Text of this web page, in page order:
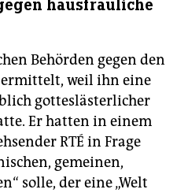
hausfrauliche
Behörden gegen den
ermittelt, weil ihn eine
gotteslästerlicher
Er hatten in einem
RTÉ in Frage
gemeinen,
solle, der eine „Welt